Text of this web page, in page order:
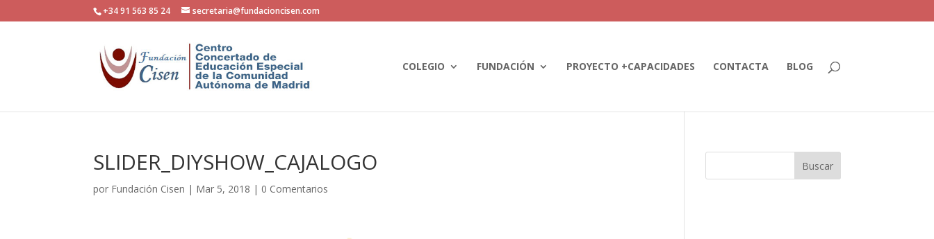
+34 91 563 85 24 secretaria@fundacioncisen.com
COLEGIO FUNDACIÓN PROYECTO +CAPACIDADES CONTACTA BLOG
SLIDER_DIYSHOW_CAJALOGO
por Fundación Cisen | Mar 5, 2018 | 0 Comentarios